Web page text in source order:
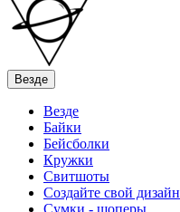
Везде
Везде
Байки
Бейсболки
Кружки
Свитшоты
Создайте свой дизайн